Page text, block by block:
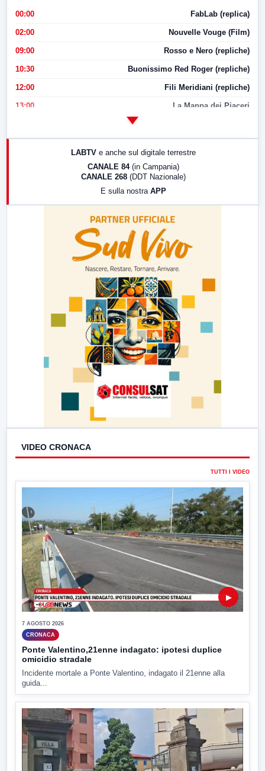
00:00 FabLab (replica)
02:00 Nouvelle Vouge (Film)
09:00 Rosso e Nero (repliche)
10:30 Buonissimo Red Roger (repliche)
12:00 Fili Meridiani (repliche)
13:00 La Mappa dei Piaceri
LABTV e anche sul digitale terrestre
CANALE 84 (in Campania)
CANALE 268 (DDT Nazionale)
E sulla nostra APP
VIDEO CRONACA
TUTTI I VIDEO
▶
7 AGOSTO 2026
CRONACA
Ponte Valentino,21enne indagato: ipotesi duplice
omicidio stradale
Incidente mortale a Ponte Valentino, indagato il 21enne alla
guida...